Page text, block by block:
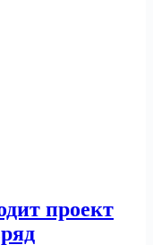
проект